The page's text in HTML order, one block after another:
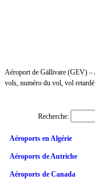
Aéroport de Gällivare (GEV) –
vols, numéro du vol, vol retardé.
Recherche:
Aéroports en Algérie
Aéroports de Autriche
Aéroports de Canada